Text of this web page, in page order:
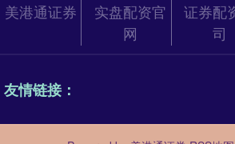
美港通证券
实盘配资官
网
证券配
司
友情链接：